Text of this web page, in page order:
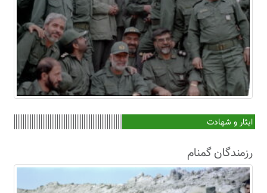
ایثار و شهادت
رزمندگان گمنام